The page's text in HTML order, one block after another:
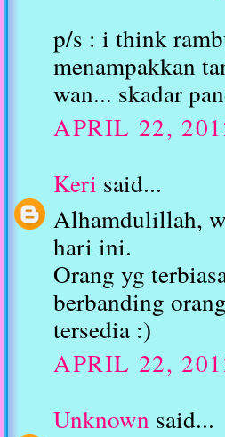
p/s : i think
menampakkan
wan... skadar
APRIL 22,
Keri said...
Alhamdulillah,
hari ini.
Orang yg
berbanding
tersedia :)
APRIL 22,
Unknown said...